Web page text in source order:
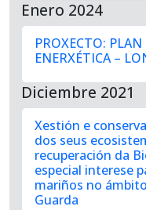
Enero 2024
PROXECTO:
ENERXÉTICA –
Diciembre 2021
Xestión e
dos seus
recuperación da
especial interese
mariños no
Guarda